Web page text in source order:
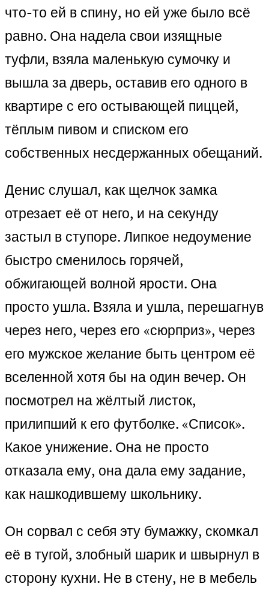
что-то ей в спину, но ей уже было всё
равно. Она надела свои изящные
туфли, взяла маленькую сумочку и
вышла за дверь, оставив его одного в
квартире с его остывающей пиццей,
тёплым пивом и списком его
собственных несдержанных обещаний.
Денис слушал, как щелчок замка
отрезает её от него, и на секунду
застыл в ступоре. Липкое недоумение
быстро сменилось горячей,
обжигающей волной ярости. Она
просто ушла. Взяла и ушла, перешагнув
через него, через его «сюрприз», через
его мужское желание быть центром её
вселенной хотя бы на один вечер. Он
посмотрел на жёлтый листок,
прилипший к его футболке. «Список».
Какое унижение. Она не просто
отказала ему, она дала ему задание,
как нашкодившему школьнику.
Он сорвал с себя эту бумажку, скомкал
её в тугой, злобный шарик и швырнул в
сторону кухни. Не в стену, не в мебель